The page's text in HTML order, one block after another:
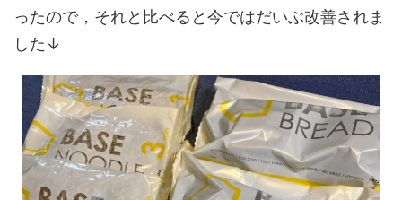
ったので，それと比べると今ではだいぶ改善されま
した↓